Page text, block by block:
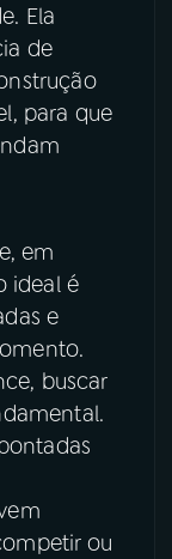
Ela
de
para que
em
ideal é
e
buscar
ou